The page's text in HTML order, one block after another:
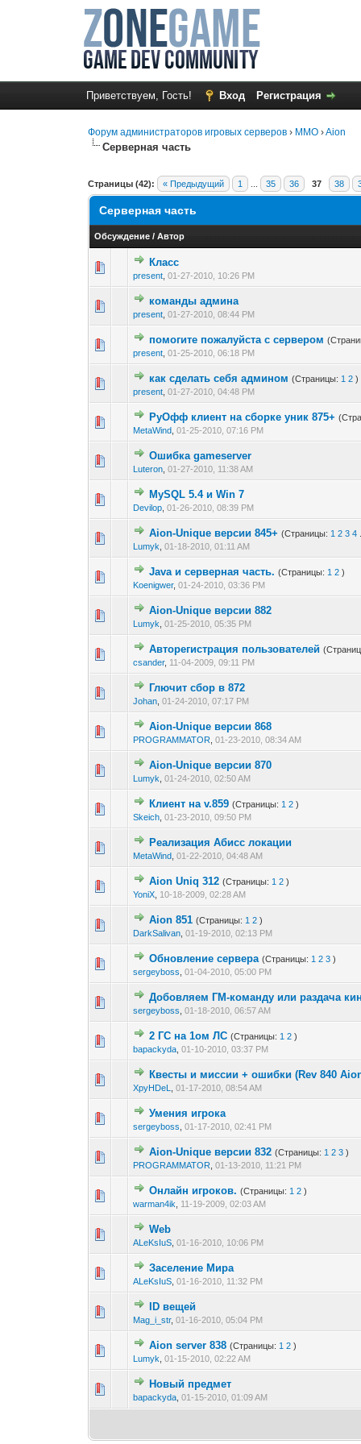
Приветствуем, Гость! Вход Регистрация
Форум администраторов игровых серверов › MMO ›Aion
Серверная часть
Страницы (42): « Предыдущий 1 35 36 37 38
Серверная часть
Обсуждение /Автор
Класс
present ,01-27-2010, 10:26 PM
команды админа
present ,01-27-2010, 08:44 PM
помогите пожалуйста с сервером
present ,01-25-2010, 06:18 PM
0 голос(ов) - 0 из
12
как сделать себя админом (Страницы: 1 2 )
present ,01-27-2010, 04:48 PM
0 голос(ов) - 0 из12
РуОфф клиент на сборке уник 875+
MetaWind ,01-25-2010, 07:16 PM
0 голос(ов) - 0 из
12
Ошибка gameserver
Luteron ,01-27-2010, 11:38 AM
MySQL 5.4 и Win 7
Devilop ,01-26-2010, 08:39 PM
Aion-Unique версии 845+ (Страницы: 1 2 3 4
Lumyk ,01-18-2010, 01:11 AM
0 голос(ов) - 0 из
1 2
Java и серверная часть. (Страницы: 1 2 )
Koenigwer,01-24-2010, 03:36 PM
0 голос(ов) - 0 из
Aion-Unique версии 882
Lumyk ,01-25-2010, 05:35 PM
0 голос(ов) - 0 из
Авторегистрация пользователей
csander, 11-04-2009, 09:11 PM
0 голос(ов) - 0 из
12
Глючит сбор в 872
Johan ,01-24-2010, 07:17 PM
Aion-Unique версии 868
PROGRAMMATOR ,01-23-2010, 08:34 AM
0 голос(ов) - 0 из
Aion-Unique версии 870
Lumyk ,01-24-2010, 02:50 AM
0 голос(ов) - 0 из
Клиент на v.859 (Страницы: 1 2 )
Skeich ,01-23-2010, 09:50 PM
0 голос(ов) - 0 из
Реализация Абисс локации
MetaWind ,01-22-2010, 04:48 AM
0 голос(ов) - 0 из
Aion Uniq 312 (Страницы: 1 2 )
YoniX 10-18-2009, 02:28 AM
0 голос(ов) - 0 из
Aion 851 (Страницы: 1 2 )
DarkSalivan ,01-19-2010, 02:13 PM
Обновление сервера (Страницы: 1 2 3 )
sergeyboss ,01-04-2010, 05:00 PM
0 голос(ов) - 0 из
Добовляем ГМ-команду или раздача
sergeyboss ,01-18-2010, 06:57 AM
0 голос(ов) - 0 из
12
2 ГС на 1ом ЛС (Страницы: 1 2 )
bapackyda ,01-10-2010, 03:37 PM
0 голос(ов) - 0 из
Квесты и миссии + ошибки (Rev 840
XpyHDeL ,01-17-2010, 08:54 AM
0 голос(ов) - 0 из
12
Умения игрока
sergeyboss ,01-17-2010, 02:41 PM
Aion-Unique версии 832 (Страницы: 1 2 3 )
PROGRAMMATOR ,01-13-2010, 11:21 PM
0 голос(ов) - 0 из
1
Онлайн игроков. (Страницы: 1 2 )
warman4ik
11-19-2009, 02:03 AM
0 голос(ов) - 0 из
Web
ALeKsIuS ,01-16-2010, 10:06 PM
Заселение Мира
ALeKsIuS ,01-16-2010, 11:32 PM
ID вещей
Mag_i_str,01-16-2010, 05:04 PM
Aion server 838 (Страницы: 1 2 )
Lumyk ,01-15-2010, 02:22 AM
0 голос(ов) - 0 из
Новый предмет
bapackyda ,01-15-2010, 01:09 AM